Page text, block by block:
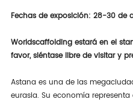
Fechas de exposición: 28-30 de
Worldscaffolding estará en el
favor, siéntase libre de visitar y
Astana es una de las
eurasia. Su economía representa